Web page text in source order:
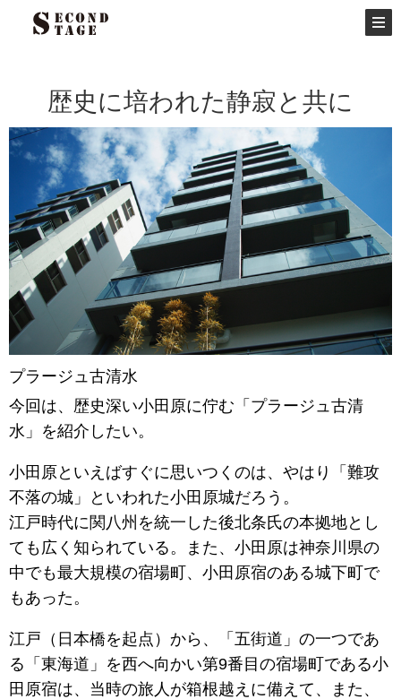
歴史に培われた静寂と共に
プラージュ古清水
今回は、歴史深い小田原に佇む「プラージュ古清
水」を紹介したい。
小田原といえばすぐに思いつくのは、やはり「難攻
不落の城」といわれた小田原城だろう。
江戸時代に関八州を統一した後北条氏の本拠地とし
ても広く知られている。また、小田原は神奈川県の
中でも最大規模の宿場町、小田原宿のある城下町で
もあった。
江戸（日本橋を起点）から、「五街道」の一つであ
る「東海道」を西へ向かい第9番目の宿場町である小
田原宿は、当時の旅人が箱根越えに備えて、また、